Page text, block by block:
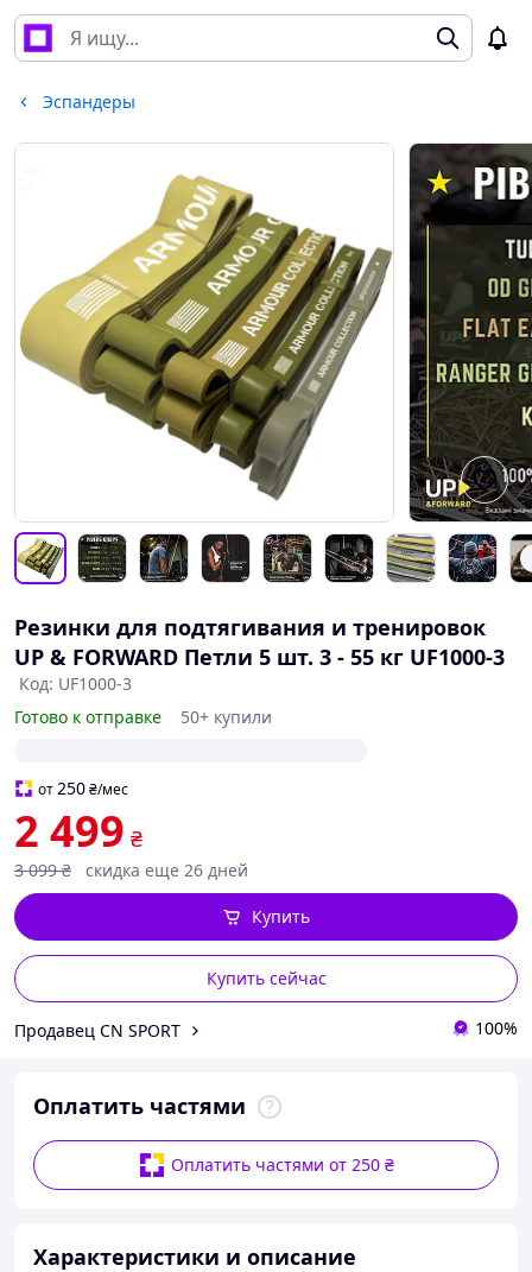
Эспандеры
Резинки для подтягивания и тренировок
UP & FORWARD Петли 5 шт. 3 - 55 кг UF1000-3
Код: UF1000-3
Готово к отправке
50+ купили
от250₴/мес
2 499 ₴
3 099 ₴ скидка еще 26 дней
Купить сейчас
Купить
Продавец CN SPORT 100%
Оплатить частями
Оплатить частями от 250 ₴
Характеристики и описание